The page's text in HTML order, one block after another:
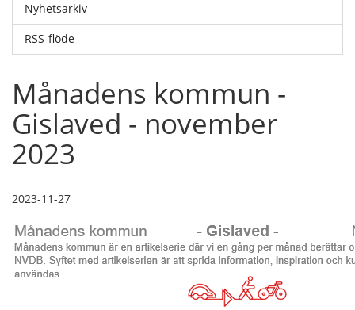
Nyhetsarkiv
RSS-flöde
Månadens kommun -
Gislaved - november
2023
2023-11-27